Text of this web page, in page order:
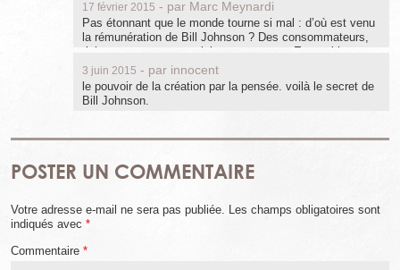
17 février 2015 - par Marc Meynardi
Pas étonnant que le monde tourne si mal : d’où est venu
la rémunération de Bill Johnson ? Des consommateurs,
riches, moyennement riches et pauvres. Est-ce bien une
succes storym ? Pour ma part, je vois plutot cela comme
une aberration du système et surtout de la stupidité des
actionnaires, prêt à investir et perdre autant dans leur
petite guéguerre. De la même manière, on comprend
planète sans desssus dessous pour quelque milliard de
3 juin 2015 - par innocent
le pouvoir de la création par la pensée. voilà le secret de
Bill Johnson.
POSTER UN COMMENTAIRE
Votre adresse e-mail ne sera pas publiée.
Les champs obligatoires sont
indiqués avec *
Commentaire *